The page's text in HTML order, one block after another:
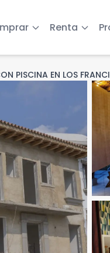
Renta
PISCINA EN LOS